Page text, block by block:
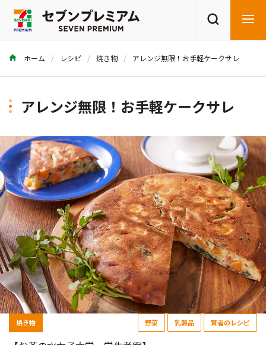
商品を探す レシピを探す
ホーム レシピ 焼き物 アレンジ無限！お手軽ケークサレ
アレンジ無限！お手軽ケークサレ
焼き物 野菜 乳製品 賢者のレシピ